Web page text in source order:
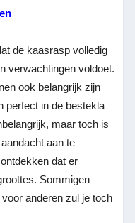
de kaasrasp volledig
verwachtingen voldoet.
ook belangrijk zijn
perfect in de bestekla
maar toch is
aan te
dat er
Sommigen
anderen zul je toch